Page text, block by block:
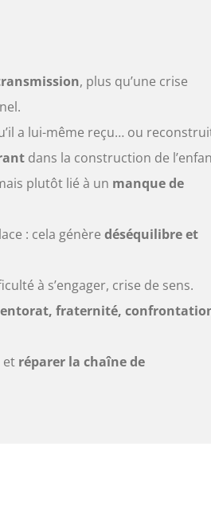
, plus qu’une crise
a lui-même reçu… ou
dans la construction de
plutôt lié à un manque de
: cela génère déséquilibre et
à s’engager, crise de sens.
fraternité,
et réparer la chaîne de